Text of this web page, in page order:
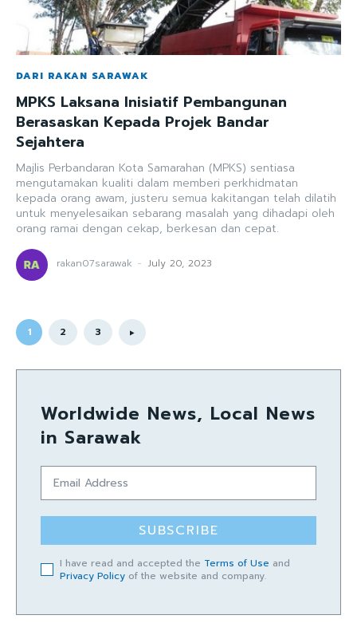
DARI RAKAN SARAWAK
MPKS Laksana Inisiatif Pembangunan
Berasaskan Kepada Projek Bandar
Sejahtera
Majlis Perbandaran Kota Samarahan (MPKS) sentiasa
mengutamakan kualiti dalam memberi perkhidmatan
kepada orang awam, justeru semua kakitangan telah dilatih
untuk menyelesaikan sebarang masalah yang dihadapi oleh
orang ramai dengan cekap, berkesan dan cepat.
rakan07sarawak - July 20, 2023
1 2 3
Worldwide News, Local News
in Sarawak
SUBSCRIBE
I have read and accepted the Terms of Use and
Privacy Policy of the website and company.